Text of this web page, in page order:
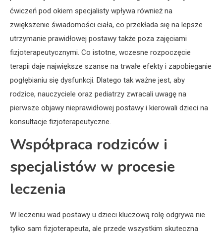
ćwiczeń pod okiem specjalisty wpływa również na
zwiększenie świadomości ciała, co przekłada się na lepsze
utrzymanie prawidłowej postawy także poza zajęciami
fizjoterapeutycznymi. Co istotne, wczesne rozpoczęcie
terapii daje największe szanse na trwałe efekty i zapobieganie
pogłębianiu się dysfunkcji. Dlatego tak ważne jest, aby
rodzice, nauczyciele oraz pediatrzy zwracali uwagę na
pierwsze objawy nieprawidłowej postawy i kierowali dzieci na
konsultacje fizjoterapeutyczne.
Współpraca rodziców i
specjalistów w procesie
leczenia
W leczeniu wad postawy u dzieci kluczową rolę odgrywa nie
tylko sam fizjoterapeuta, ale przede wszystkim skuteczna